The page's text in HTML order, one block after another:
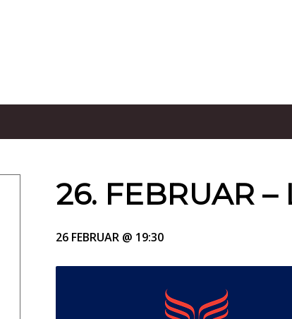
26. FEBRUAR –
26 FEBRUAR @ 19:30